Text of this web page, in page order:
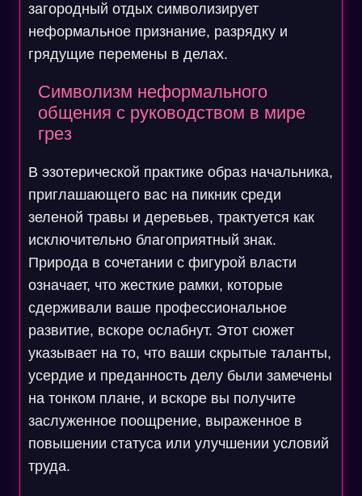
загородный отдых символизирует
неформальное признание, разрядку и
грядущие перемены в делах.
Символизм неформального
общения с руководством в мире
грез
В эзотерической практике образ начальника,
приглашающего вас на пикник среди
зеленой травы и деревьев, трактуется как
исключительно благоприятный знак.
Природа в сочетании с фигурой власти
означает, что жесткие рамки, которые
сдерживали ваше профессиональное
развитие, вскоре ослабнут. Этот сюжет
указывает на то, что ваши скрытые таланты,
усердие и преданность делу были замечены
на тонком плане, и вскоре вы получите
заслуженное поощрение, выраженное в
повышении статуса или улучшении условий
труда.